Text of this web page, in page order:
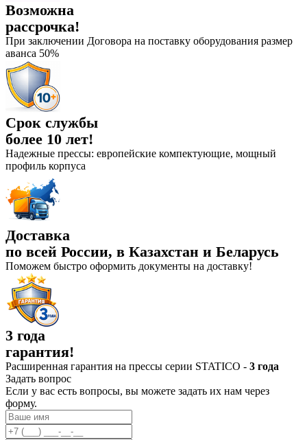
Возможна
рассрочка!
При заключении Договора на поставку оборудования размер
аванса 50%
Срок службы
более 10 лет!
Надежные прессы: европейские компектующие, мощный
профиль корпуса
Доставка
по всей России, в Казахстан и Беларусь
Поможем быстро оформить документы на доставку!
3 года
гарантия!
Расширенная гарантия на прессы серии STATICO - 3 года
Задать вопрос
Если у вас есть вопросы, вы можете задать их нам через
форму.